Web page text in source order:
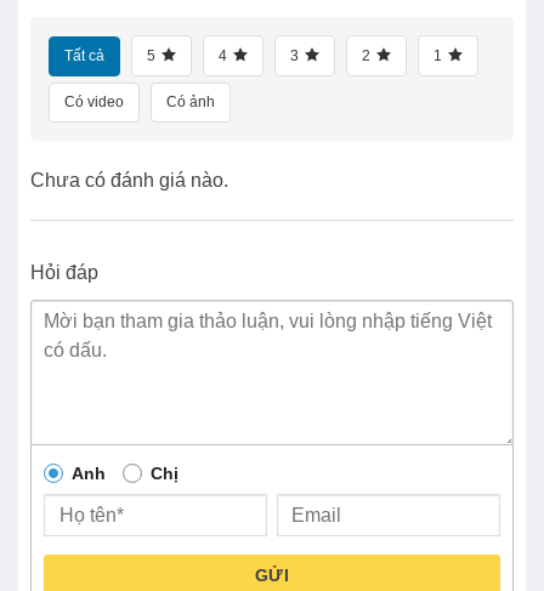
Tất cả 5 4 3 2 1
Có video Có ảnh
Chưa có đánh giá nào.
Hỏi đáp
Anh Chị
GỬI